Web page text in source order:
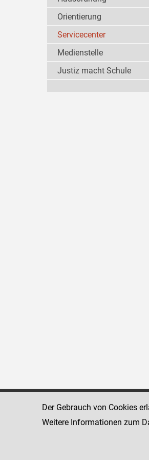
Orientierung
Servicecenter
Medienstelle
Justiz macht Schule
Landesgericht für
Zivilrechtssachen Graz
Der Gebrauch von Cookies
Weitere Informationen zum